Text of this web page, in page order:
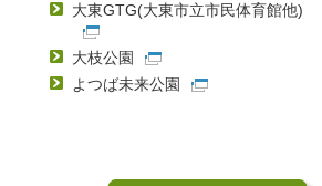
大東GTG(大東市立市民体育館他)
大枝公園
よつば未来公園